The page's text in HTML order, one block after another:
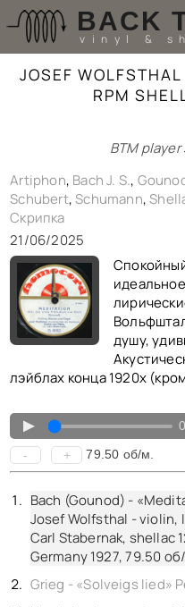
BACK
vinyl &
РАДИОТЕХНИКА
UPGRADES
PIEZO
АКУСТИКА
ТЕОРИЯ
МУЗЫКА
HI-FI PLAYERS
TESTS
ПЕРСОНАЛИИ
LOL
О САЙТЕ
BACK TO PHOTO
JOSEF
RPM
BTM
Artiphon, Bach J. S.,
Schubert,Schumann,
Скрипка
21/06/2025
душу,
лэйблах конца 1920х
▲
- + 79.50 об/м.
Bach (Gounod) -
Josef Wolfsthal - violin,
Carl Stabernak, shellac
Germany 1927,79.50